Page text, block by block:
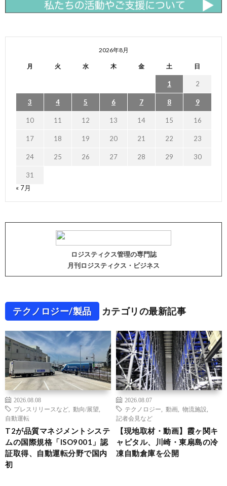
2026年8月
月 火 水 木 金 土 日
1 2
3 4 5 6 7 8 9
10 11 12 13 14 15 16
17 18 19 20 21 22 23
24 25 26 27 28 29 30
31
« 7月
ロジスティクス管理の専門誌
月刊ロジスティクス・ビジネス
テクノロジー/製品 カテゴリの最新記事
2026.08.08
プレスリリースなど
動向/展望
自動運転
T2が品質マネジメントシステ
ムの国際規格「ISO9001」認
証取得、自動運転分野で国内
初
2026.08.07
テクノロジー
動画 物流施設
記者会見など
【現地取材・動画】霞ヶ関キ
ャピタル、川崎・東扇島の冷
凍自動倉庫を公開